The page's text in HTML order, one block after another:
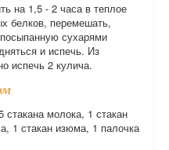
на 1,5 - 2 часа в теплое
белков, перемешать,
сухарями
и испечь. Из
испечь 2 кулича.
молока, 1 стакан
1 стакан изюма, 1 палочка